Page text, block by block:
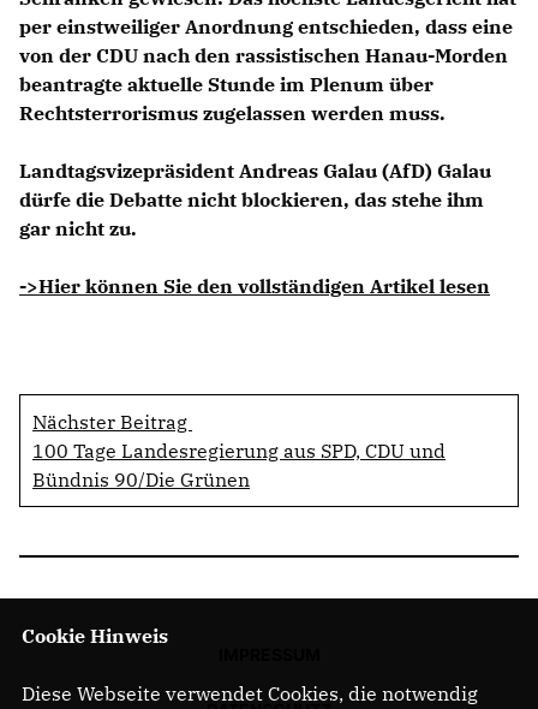
per einstweiliger Anordnung entschieden, dass eine
von der CDU nach den rassistischen Hanau-Morden
beantragte aktuelle Stunde im Plenum über
Rechtsterrorismus zugelassen werden muss.
Landtagsvizepräsident Andreas Galau (AfD) Galau
dürfe die Debatte nicht blockieren, das stehe ihm
gar nicht zu.
->Hier können Sie den vollständigen Artikel lesen
Nächster Beitrag
100 Tage Landesregierung aus SPD, CDU und
Bündnis 90/Die Grünen
Cookie Hinweis
Diese Webseite verwendet Cookies, die notwendig